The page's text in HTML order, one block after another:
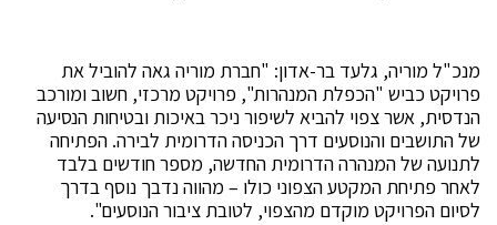
מנכ"ל מוריה, גלעד בר-אדון: "חברת מוריה גאה להוביל את
פרויקט כביש "הכפלת המנהרות", פרויקט מרכזי, חשוב ומורכב
הנדסית, אשר צפוי להביא לשיפור ניכר באיכות ובטיחות הנסיעה
של התושבים והנוסעים דרך הכניסה הדרומית לבירה. הפתיחה
לתנועה של המנהרה הדרומית החדשה, מספר חודשים בלבד
לאחר פתיחת המקטע הצפוני כולו – מהווה נדבך נוסף בדרך
לסיום הפרויקט מוקדם מהצפוי, לטובת ציבור הנוסעים".